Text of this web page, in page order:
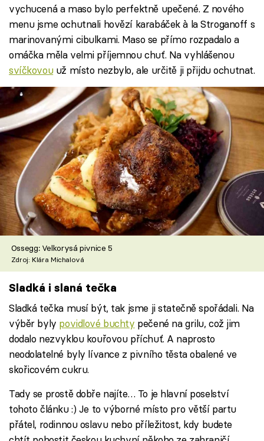
vychucená a maso bylo perfektně upečené. Z nového
menu jsme ochutnali hovězí karabáček à la Stroganoff s
marinovanými cibulkami. Maso se přímo rozpadalo a
omáčka měla velmi příjemnou chuť. Na vyhlášenou
svíčkovouuž místo nezbylo, ale určitě ji přijdu ochutnat.
Ossegg: Velkorysá pivnice 5
Zdroj: Klára Michalová
Sladká i slaná tečka
Sladká tečka musí být, tak jsme ji statečně spořádali. Na
výběr byly povidlové buchty pečené na grilu, což jim
dodalo nezvyklou kouřovou příchuť. A naprosto
neodolatelné byly lívance z pivního těsta obalené ve
skořicovém cukru.
Tady se prostě dobře najíte… To je hlavní poselství
tohoto článku :) Je to výborné místo pro větší partu
přátel, rodinnou oslavu nebo příležitost, kdy budete